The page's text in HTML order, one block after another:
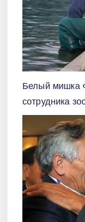
Белый мишка
сотрудника